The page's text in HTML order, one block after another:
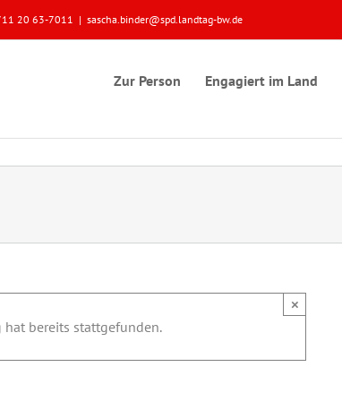
20 63-7011 | sascha.binder@spd.landtag-bw.de
Zur Person Engagiert im Land
hat bereits stattgefunden.
×